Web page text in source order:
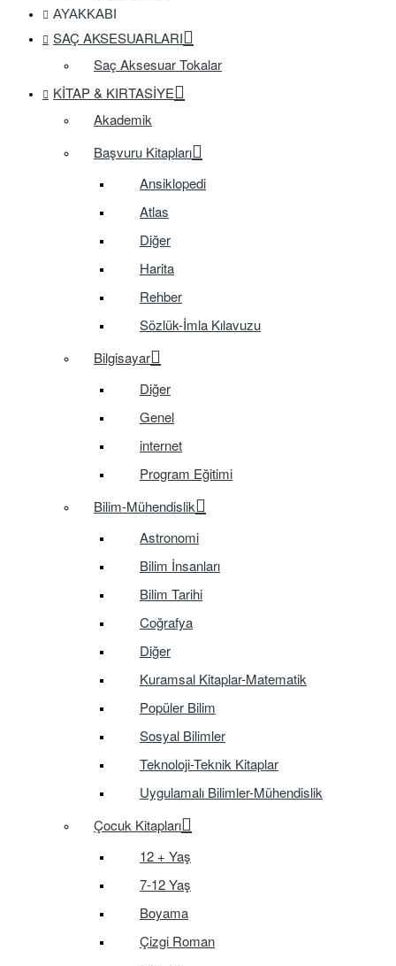
AYAKKABI
SAÇ AKSESUARLARI
Saç Aksesuar Tokalar
KITAP & KIRTASIYE
Akademik
Başvuru Kitapları
Ansiklopedi
Atlas
Diğer
Harita
Rehber
Sözlük-İmla Kılavuzu
Bilgisayar
Diğer
Genel
internet
Program Eğitimi
Bilim-Mühendislik
Astronomi
Bilim İnsanları
Bilim Tarihi
Coğrafya
Diğer
Kuramsal Kitaplar-Matematik
Popüler Bilim
Sosyal Bilimler
Teknoloji-Teknik Kitaplar
Uygulamalı Bilimler-Mühendislik
Çocuk Kitapları
12 + Yaş
7-12 Yaş
Boyama
Çizgi Roman